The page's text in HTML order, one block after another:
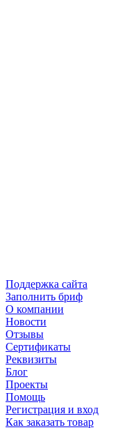
Поддержка сайта
Заполнить бриф
О компании
Новости
Отзывы
Сертификаты
Реквизиты
Блог
Проекты
Помощь
Регистрация и вход
Как заказать товар